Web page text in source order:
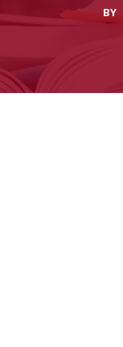
BY